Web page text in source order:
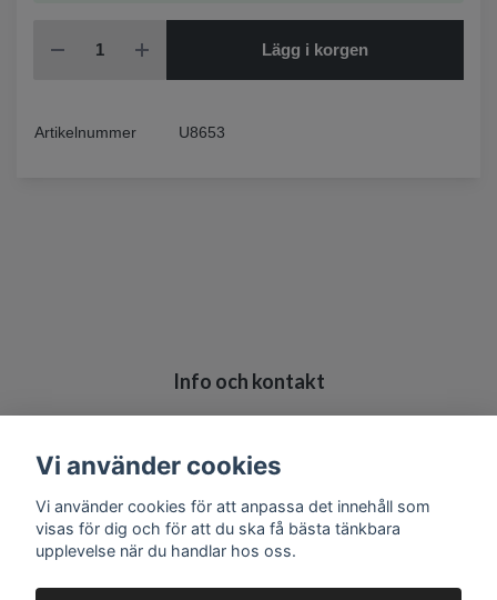
Lägg i korgen
Artikelnummer U8653
Info och kontakt
Kontakt
Vi använder cookies
Vi använder cookies för att anpassa det innehåll som
visas för dig och för att du ska få bästa tänkbara
upplevelse när du handlar hos oss.